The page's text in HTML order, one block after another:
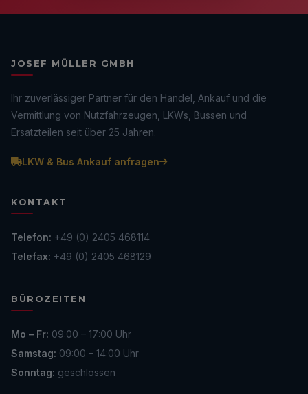
JOSEF MÜLLER GMBH
Ihr zuverlässiger Partner für den Handel, Ankauf und die
Vermittlung von Nutzfahrzeugen, LKWs, Bussen und
Ersatzteilen seit über 25 Jahren.
LKW & Bus Ankauf anfragen
KONTAKT
Telefon: +49 (0) 2405 468114
Telefax: +49 (0) 2405 468129
BÜROZEITEN
Mo – Fr: 09:00 – 17:00 Uhr
Samstag: 09:00 – 14:00 Uhr
Sonntag: geschlossen